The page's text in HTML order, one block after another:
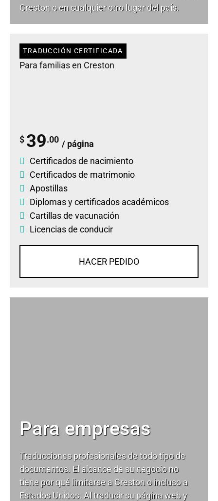
Creston o en cualquier otro lugar del país.
TRADUCCIÓN CERTIFICADA
Para familias en Creston
$ 39.00 / página
Certificados de nacimiento
Certificados de matrimonio
Apostillas
Diplomasycertificados académicos
Cartillas de vacunación
Licencias de conducir
HACER PEDIDO
Para empresas
Traducciones profesionales de todo tipo de
documentos. El alcance de su negocio no
tiene por qué limitarse a Creston o incluso a
Estados Unidos. Al traducir su página web y